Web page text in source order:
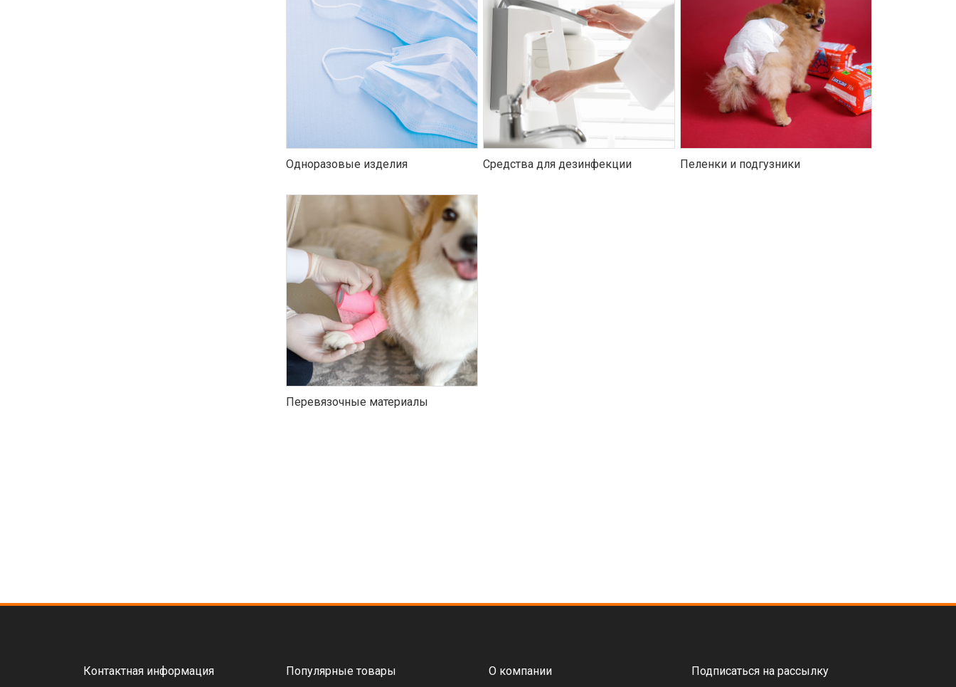
Одноразовые изделия Средства для дезинфекции Пеленки и подгузники
Перевязочные материалы
Контактная информация Популярные товары О компании Подписаться на рассылку